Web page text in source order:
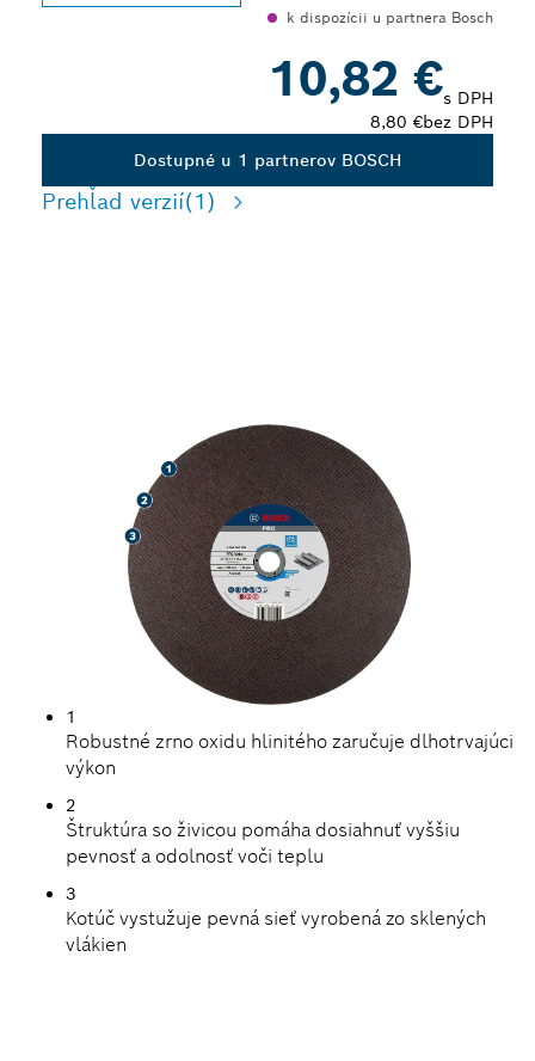
k dispozícii u partnera Bosch
10,82 €s DPH
8,80 €bez DPH
Dostupné u 1 partnerov BOSCH
Prehľad verzií(1)
1
Robustné zrno oxidu hlinitého zaručuje dlhotrvajúci
výkon
2
Štruktúra so živicou pomáha dosiahnuť vyššiu
pevnosť a odolnosť voči teplu
3
Kotúč vystužuje pevná sieť vyrobená zo sklených
vlákien